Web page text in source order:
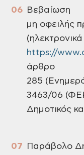
Βεβαίωση
μη οφειλής
https://
άρθρο
285
3463/06
Δημοτικός
Παράβολο